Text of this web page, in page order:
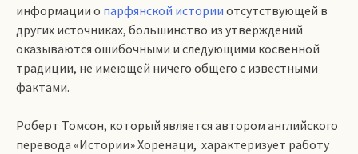
информации о парфянской истории отсутствующей в
других источниках, большинство из утверждений
оказываются ошибочными и следующими косвенной
традиции, не имеющей ничего общего с известными
фактами.
Роберт Томсон, который является автором английского
перевода «Истории» Хоренаци, характеризует работу